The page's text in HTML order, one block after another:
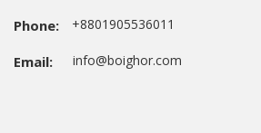
Phone: +8801905536011
Email: info@boighor.com